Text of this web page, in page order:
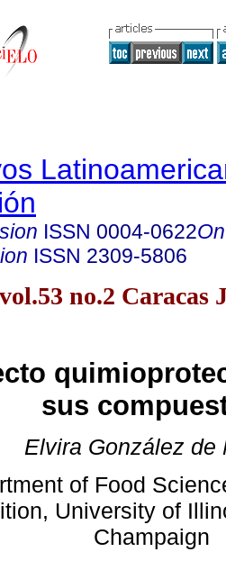
ISSN 0004-0622
ISSN 2309-5806
no.2 Caracas
sus
Elvira González de
of Food
University of
Champaign